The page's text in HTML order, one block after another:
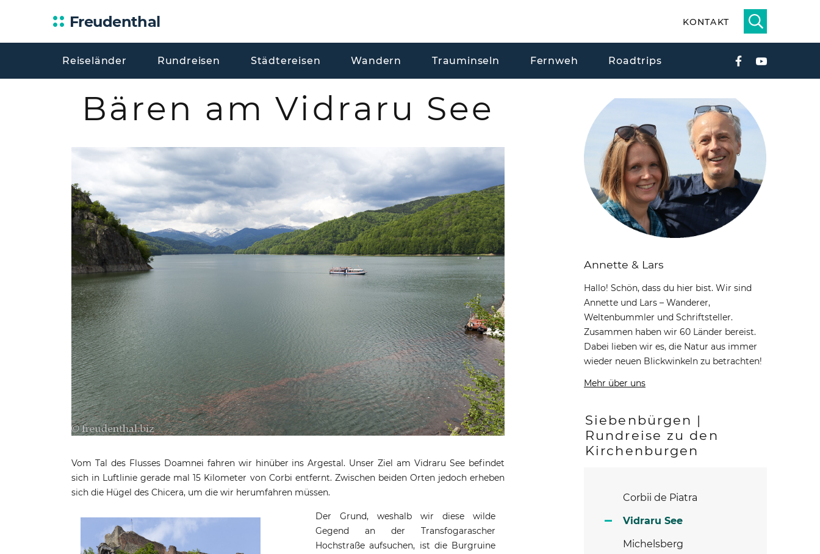
Freudenthal KONTAKT
Reiseländer Rundreisen Städtereisen Wandern Trauminseln Fernweh Roadtrips
Bären am Vidraru See
Vom Tal des Flusses Doamnei fahren wir hinüber ins Argestal. Unser Ziel am Vidraru See befindet
sich in Luftlinie gerade mal 15 Kilometer von Corbi entfernt. Zwischen beiden Orten jedoch erheben
sich die Hügel des Chicera, um die wir herumfahren müssen.
Der Grund, weshalb wir diese wilde
Gegend an der Transfogarascher
Hochstraße aufsuchen, ist die Burgruine
Annette & Lars
Hallo! Schön, dass du hier bist. Wir sind
Annette und Lars – Wanderer,
Weltenbummler und Schriftsteller.
Zusammen haben wir 60 Länder bereist.
Dabei lieben wir es, die Natur aus immer
wieder neuen Blickwinkeln zu betrachten!
Mehr über uns
Siebenbürgen |
Rundreise zu den
Kirchenburgen
Corbii de Piatra
Vidraru See
Michelsberg